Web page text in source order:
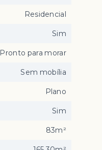
Residencial
Sim
Pronto para morar
Sem mobília
Plano
Sim
83m²